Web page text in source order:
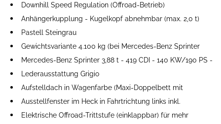
Downhill Speed Regulation (Offroad-Betrieb)
Anhängerkupplung - Kugelkopf abnehmbar (max. 2,0 t)
Pastell Steingrau
Gewichtsvariante 4.100 kg (bei Mercedes-Benz Sprinter
Mercedes-Benz Sprinter 3,88 t - 419 CDI - 140 KW/190 PS -
Lederausstattung Grigio
Aufstelldach in Wagenfarbe (Maxi-Doppelbett mit
Ausstellfenster im Heck in Fahrtrichtung links inkl.
Elektrische Offroad-Trittstufe (einklappbar) für mehr